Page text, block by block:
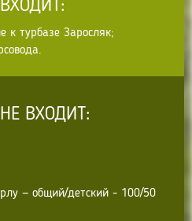
к турбазе Заросляк;
НЕ ВХОДИТ:
— общий/детский - 100/50